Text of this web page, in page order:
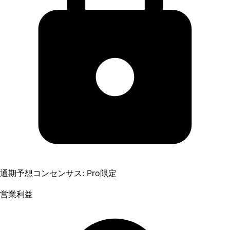
通期予想コンセンサス: Pro限定
営業利益